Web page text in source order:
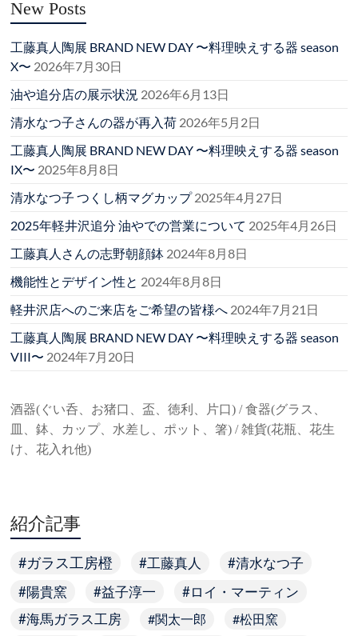
New Posts
工藤真人陶展 BRAND NEW DAY 〜料理映えする器 season
X〜 2026年7月30日
油や追分店の展示状況 2026年6月13日
清水なつ子さんの器が再入荷 2026年5月2日
工藤真人陶展 BRAND NEW DAY 〜料理映えする器 season
IX〜 2025年8月8日
清水なつ子 つくし柄マグカップ2025年4月27日
2025年軽井沢追分 油やでの営業について 2025年4月26日
工藤真人さんの志野朝顔鉢 2024年8月8日
機能性とデザイン性と 2024年8月8日
軽井沢店へのご来店をご希望の皆様へ 2024年7月21日
工藤真人陶展 BRAND NEW DAY 〜料理映えする器 season
VIII〜 2024年7月20日
酒器(ぐい呑、お猪口、盃、徳利、片口) / 食器(グラス、
皿、鉢、カップ、水差し、ポット、箸) / 雑貨(花瓶、花生
け、花入れ他)
紹介記事
ガラス工房橙 工藤真人
清水なつ子
陽貴窯
益子淳一 ロイ・マーティン
海馬ガラス工房 関太一郎
松田窯